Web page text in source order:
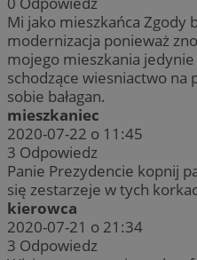
Mi jako mieszkańca Zgody
modernizacja ponieważ
mojego mieszkania
schodzące wiesniactwo na
sobie bałagan.
mieszkaniec
2020-07-22 o 11:45
3 Odpowiedz
Panie Prezydencie kopnij
się zestarzeje w tych
kierowca
2020-07-21 o 21:34
3 Odpowiedz